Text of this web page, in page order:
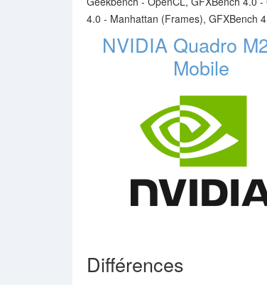
4.0 - Manhattan (Frames), GFXBench
NVIDIA Quadro
Mobile
Différences